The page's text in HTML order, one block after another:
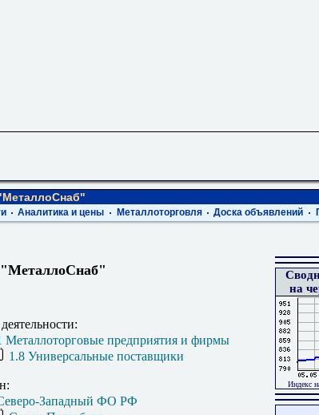
Аналитика и цены Металлоторговля Доска объявлений
Металлоторговые предприятия и фирмы
1.8 Универсальные поставщики
Западный ФО РФ
на
Индекс